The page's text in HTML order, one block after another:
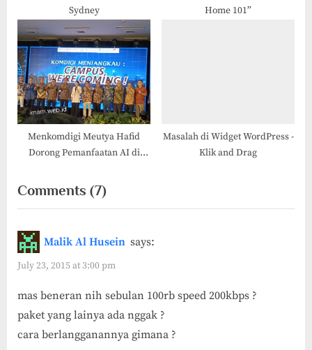
Sydney
Home 101”
Menkomdigi Meutya Hafid
Dorong Pemanfaatan AI di
Pendidikan, dan Budaya
Masalah di Widget WordPress -
Klik and Drag
Comments (7)on
“Intenet
Kulon
Progo
(Wates)”
Malik Al Husein says:
July 23, 2015 at 3:00 pm
mas beneran nih sebulan 100rb speed 200kbps ?
paket yang lainya ada nggak ?
cara berlangganannya gimana ?